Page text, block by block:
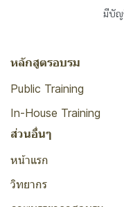
มีบัญ
หลักสูตรอบรม
Public Training
In-House Training
ส่วนอื่นๆ
หน้าแรก
วิทยากร